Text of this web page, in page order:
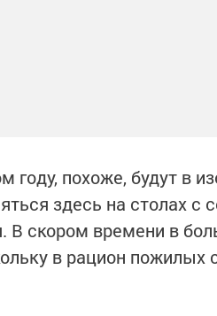
году, похоже, будут в
здесь на столах с
В скором времени в
в рацион